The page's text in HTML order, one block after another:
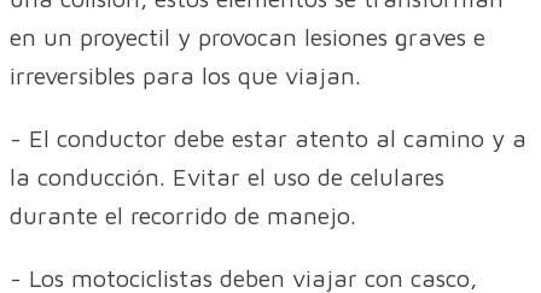
en un proyectil y provocan lesiones graves e
irreversibles para los que viajan.
- El conductor debe estar atento al camino y a
la conducción. Evitar el uso de celulares
durante el recorrido de manejo.
- Los motociclistas deben viajar con casco,